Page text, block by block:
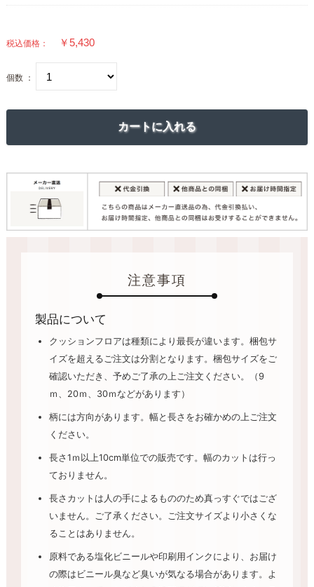
税込価格：
個数 ：
注意事項
製品について
クッションフロアは種類により最長が違います。梱包サ
イズを超えるご注文は分割となります。梱包サイズをご
確認いただき、予めご了承の上ご注文ください。（9
ｍ、20ｍ、30ｍなどがあります）
柄には方向があります。幅と長さをお確かめの上ご注文
ください。
長さ1ｍ以上10cm単位での販売です。幅のカットは行っ
ておりません。
長さカットは人の手によるもののため真っすぐではござ
いません。ご了承ください。ご注文サイズより小さくな
ることはありません。
原料である塩化ビニールや印刷用インクにより、お届け
の際はビニール臭など臭いが気なる場合があります。よ